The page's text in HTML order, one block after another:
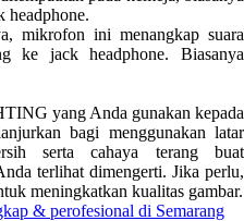
headphone.
mikrofon ini menangkap suara
ke jack headphone. Biasanya
yang Anda gunakan kepada
bagi menggunakan latar
serta cahaya terang buat
terlihat dimengerti. Jika perlu,
meningkatkan kualitas gambar.
& perofesional di Semarang